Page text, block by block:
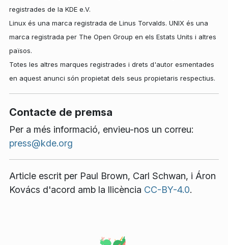
registrades de la KDE e.V.
Linux és una marca registrada de Linus Torvalds. UNIX és una
marca registrada per The Open Group en els Estats Units i altres
països.
Totes les altres marques registrades i drets d'autor esmentades
en aquest anunci són propietat dels seus propietaris respectius.
Contacte de premsa
Per a més informació, envieu-nos un correu:
press@kde.org
Article escrit per Paul Brown, Carl Schwan, i Áron
Kovács d'acord amb la llicència CC-BY-4.0.